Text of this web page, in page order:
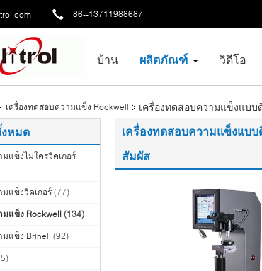
86--13711988687
บ้าน ผลิตภัณฑ์ วิดีโอ
เครื่องทดสอบความแข็ง Rockwell เครื่องทดสอบความแข็งแบบ
หมด
แข็งไมโครวิคเกอร์
มแข็งวิคเกอร์(77)
มแข็ง Rockwell (134)
มแข็ง Brinell (92)
เครื่องทดสอบความแข็งแบบ
สัมผัส